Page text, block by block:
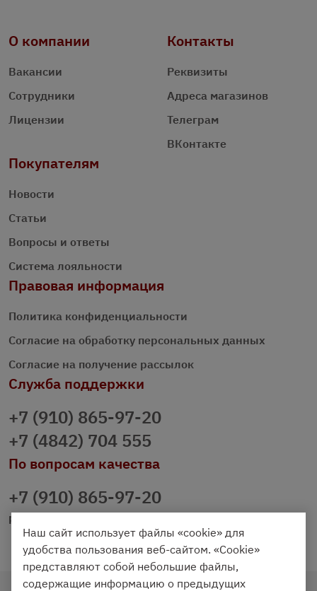
О компании
Вакансии
Сотрудники
Лицензии
Контакты
Реквизиты
Адреса магазинов
Телеграм
ВКонтакте
Покупателям
Новости
Статьи
Вопросы и ответы
Система лояльности
Правовая информация
Политика конфиденциальности
Согласие на обработку персональных данных
Согласие на получение рассылок
Служба поддержки
+7 (910) 865-97-20
+7 (4842) 704 555
По вопросам качества
+7 (910) 865-97-20
prazdnichniy40@palmi.ru
Наш сайт использует файлы «cookie» для
удобства пользования веб-сайтом. «Cookie»
представляют собой небольшие файлы,
содержащие информацию о предыдущих